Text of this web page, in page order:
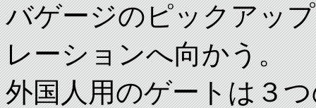
バゲージのピックアッ
レーションへ向かう。
外国人用のゲートは３